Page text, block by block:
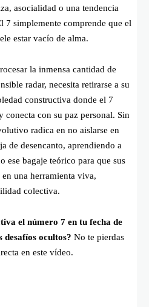
asocialidad o una tendencia
7 simplemente comprende que el
estar vacío de alma.
la inmensa cantidad de
radar, necesita retirarse a su
constructiva donde el 7
conecta con su paz personal. Sin
radica en no aislarse en
de desencanto, aprendiendo a
ese bagaje teórico para que sus
una herramienta viva,
colectiva.
el número 7 en tu fecha de
desafíos ocultos? No te pierdas
en este vídeo.